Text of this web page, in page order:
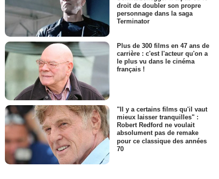
droit de doubler son propre
personnage dans la saga
Terminator
Plus de 300 films en 47 ans de
carrière : c'est l'acteur qu'on a
le plus vu dans le cinéma
français !
"Il y a certains films qu'il vaut
mieux laisser tranquilles" :
Robert Redford ne voulait
absolument pas de remake
pour ce classique des années
70